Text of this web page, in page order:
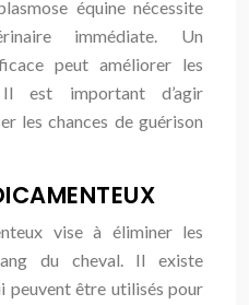
équine nécessite
immédiate. Un
peut améliorer les
est important d’agir
les chances de guérison
vise à éliminer les
du cheval. Il existe
peuvent être utilisés pour